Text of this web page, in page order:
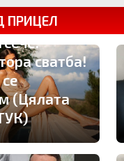
ПРИЦЕЛ
сватба!
(Цялата